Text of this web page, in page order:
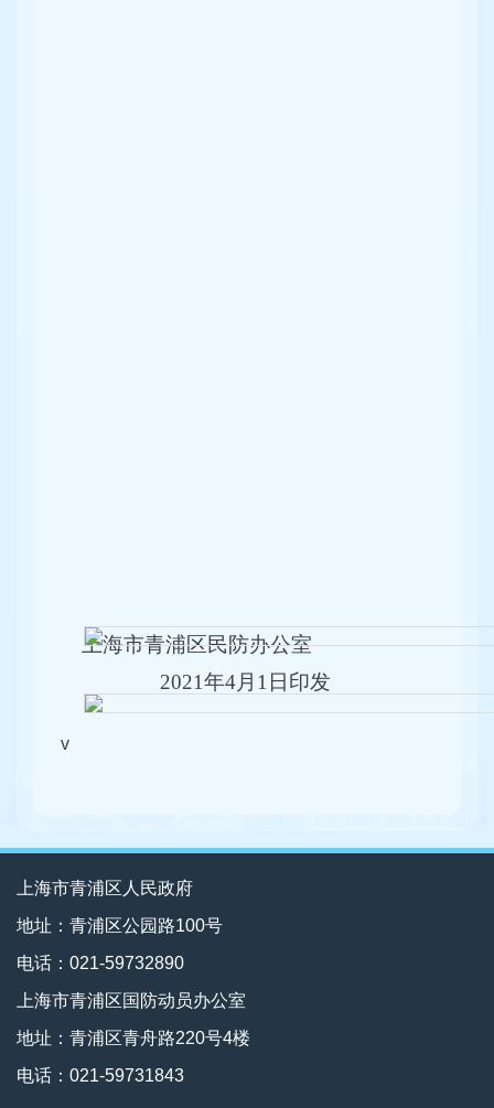
上海市青浦区民防办公室
2021年4月1日印发
v
上海市青浦区人民政府
地址：青浦区公园路100号
电话：021-59732890
上海市青浦区国防动员办公室
地址：青浦区青舟路220号4楼
电话：021-59731843